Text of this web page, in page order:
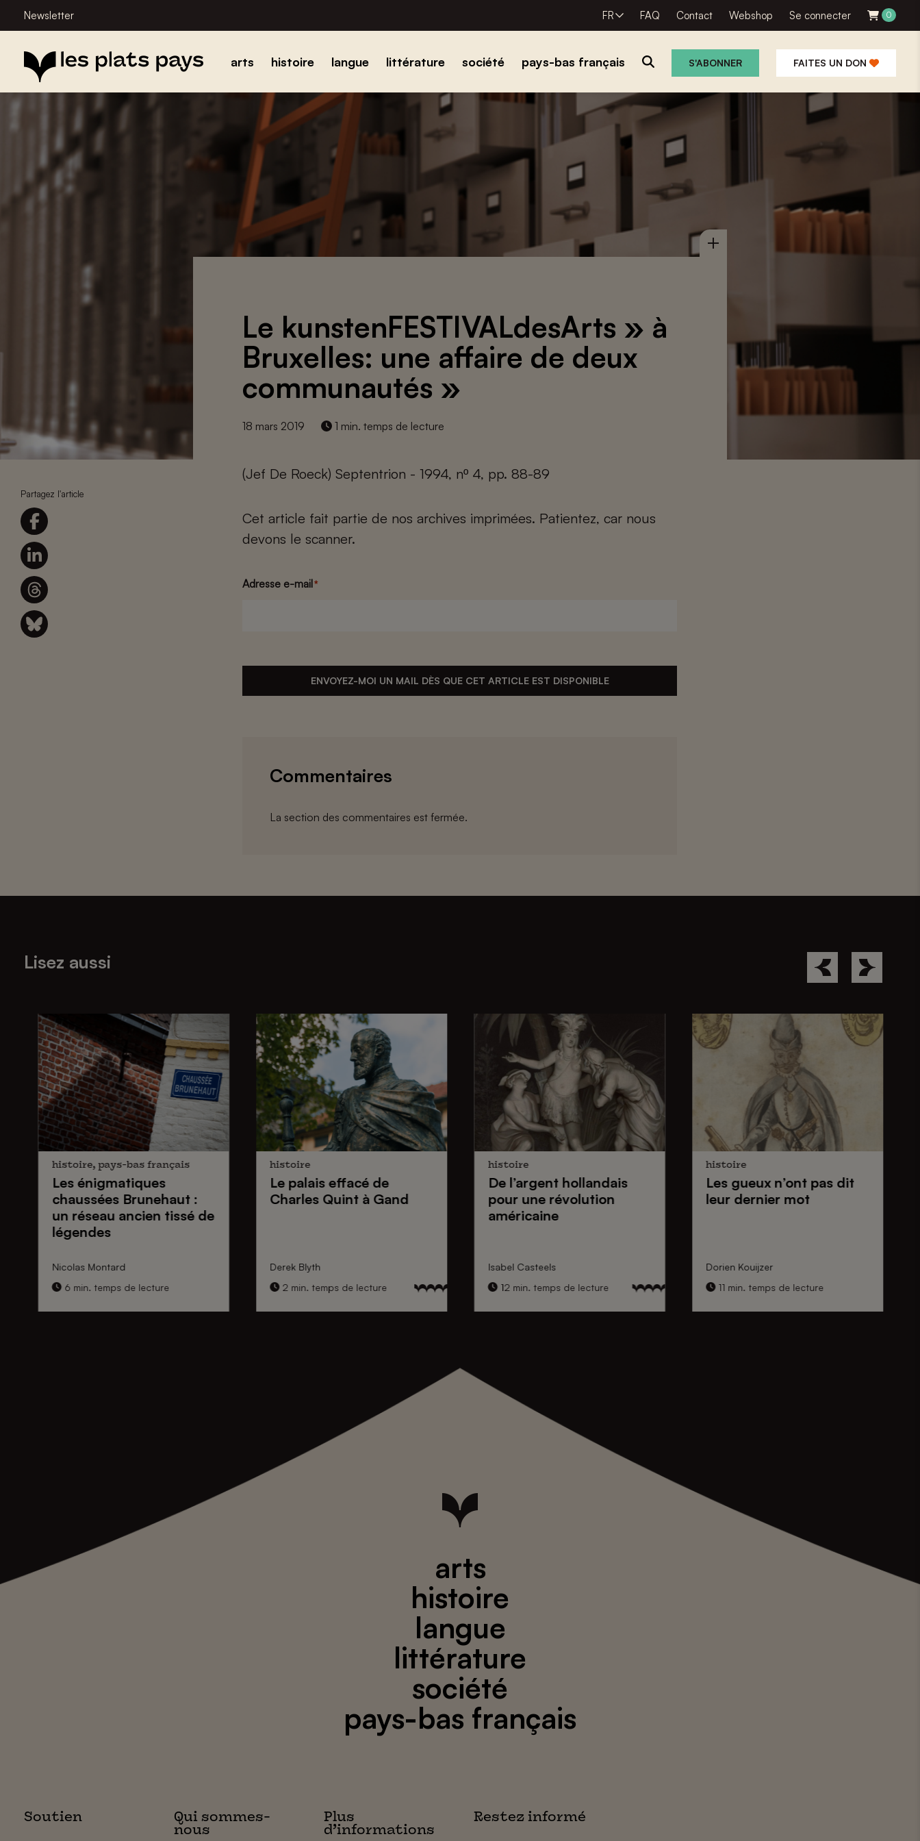
Newsletter FR FAQ Contact Webshop Se connecter 0
arts histoire langue littérature société pays-bas français S'ABONNER FAITES UN DON
Partagez l'article
Le kunstenFESTIVALdesArts » à
Bruxelles: une affaire de deux
communautés »
18 mars 2019 1 min. temps de lecture
(Jef De Roeck) Septentrion - 1994, nº 4, pp. 88-89
Cet article fait partie de nos archives imprimées. Patientez, car nous
devons le scanner.
Adresse e-mail *
ENVOYEZ-MOI UN MAIL DÈS QUE CET ARTICLE EST DISPONIBLE
Commentaires
La section des commentaires est fermée.
Lisez aussi
histoire, pays-bas français
Les énigmatiques
chaussées Brunehaut:
un réseau ancien tissé de
légendes
Nicolas Montard
6 min. temps de lecture
histoire
Le palais effacé de
Charles Quintà Gand
Derek Blyth
2 min. temps de lecture
histoire
De l’argent hollandais
pour une révolution
américaine
Isabel Casteels
12 min. temps de lecture
histoire
Les gueuxn’ont pas dit
leur dernier mot
Dorien Kouijzer
11 min. temps de lecture
arts
histoire
langue
littérature
société
pays-bas français
Soutien
Qui sommes-
nous
Plus
d’informations
Restez informé